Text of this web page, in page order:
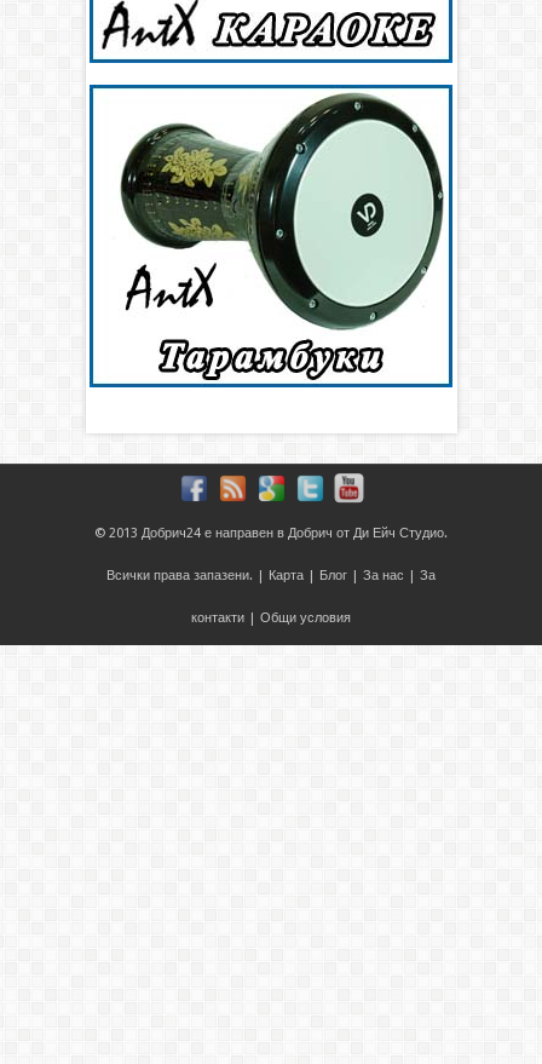
© 2013 Добрич24 е направен в Добрич от Ди Ейч Студио.
Всички права запазени. | Карта Блог За нас За
контакти Общи условия